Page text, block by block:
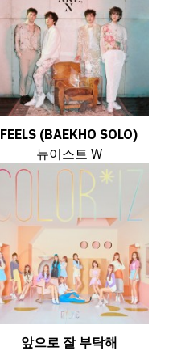
FEELS (BAEKHO SOLO)
뉴이스트 W
앞으로 잘 부탁해